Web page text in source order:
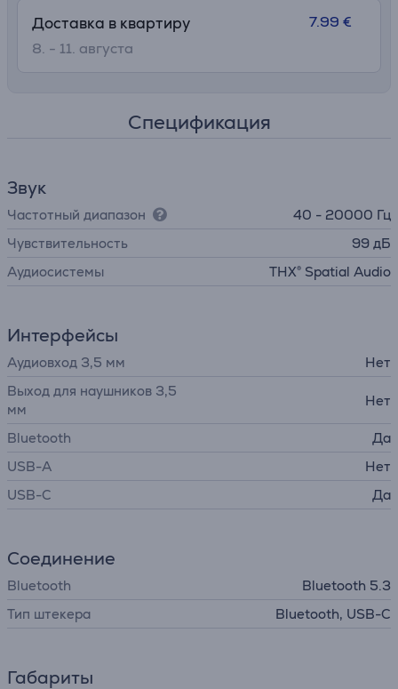
Доставка в квартиру
8. - 11. августа
7.99 €
Спецификация
Звук
Частотный диапазон
40 - 20000 Гц
Чувствительность
99 дБ
Аудиосистемы
THX® Spatial Audio
Интерфейсы
Аудиовход 3,5 мм
Нет
Выход для наушников 3,5
мм
Нет
Bluetooth
Да
USB-A
Нет
USB-C
Да
Соединение
Bluetooth
Bluetooth 5.3
Тип штекера
Bluetooth, USB-C
Габариты